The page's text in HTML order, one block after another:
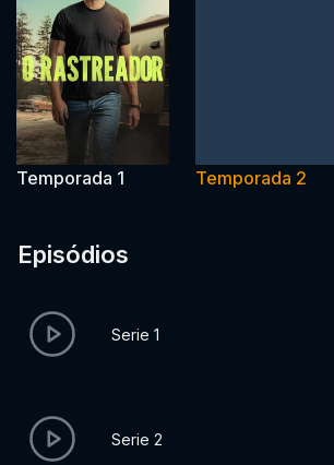
Temporada 1 Temporada 2
Episódios
Serie 1
Serie 2